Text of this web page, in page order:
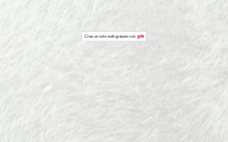
Cree un sitio web gratuitocon